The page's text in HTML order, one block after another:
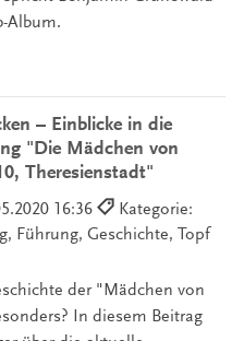
Album.
– Einblicke in die
"Die Mädchen von
Theresienstadt"
16:36
Kategorie:
Führung, Geschichte, Topf
der "Mädchen von
In diesem Beitrag